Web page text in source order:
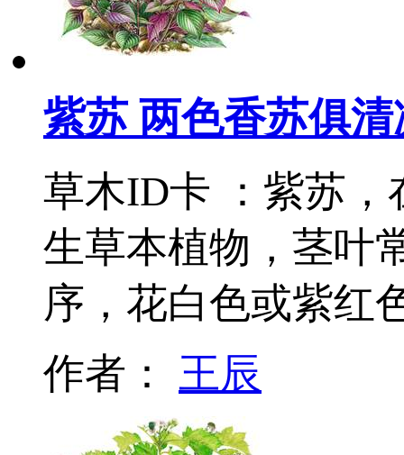
紫苏 两色香苏俱清
草木ID卡 ：紫苏，
生草本植物，茎叶
序，花白色或紫红
作者： 王辰